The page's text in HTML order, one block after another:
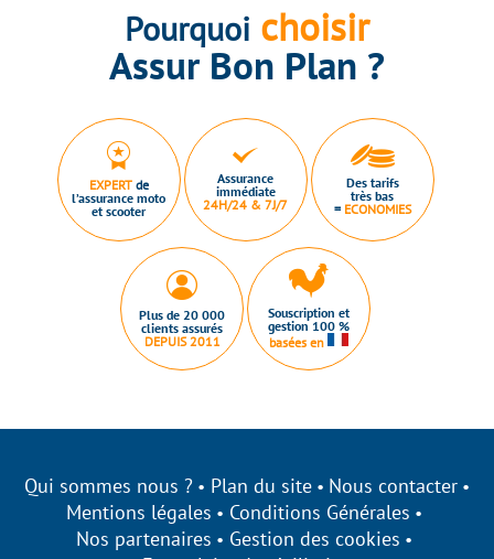
Pourquoi choisir
Assur Bon Plan ?
EXPERTde
l’assurance moto
et scooter
Assurance
immédiate
24H/24 & 7J/7
Des tarifs
très bas
= ECONOMIES
Plus de 20 000
clients assurés
DEPUIS 2011
Souscription et
gestion 100 %
basées en
Qui sommes nous ? Plan du site
Nous contacter
Mentions légales
Conditions Générales
Nos partenaires
Gestion des cookies